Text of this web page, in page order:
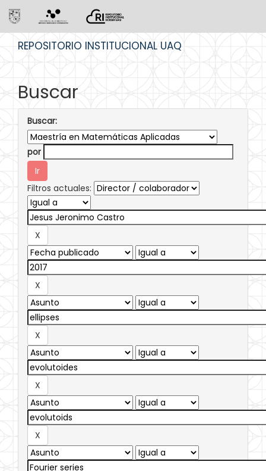
REPOSITORIO INSTITUCIONAL UAQ
Buscar
Buscar:
por
Filtros actuales: